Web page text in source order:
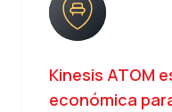
Kinesis ATOM
económica